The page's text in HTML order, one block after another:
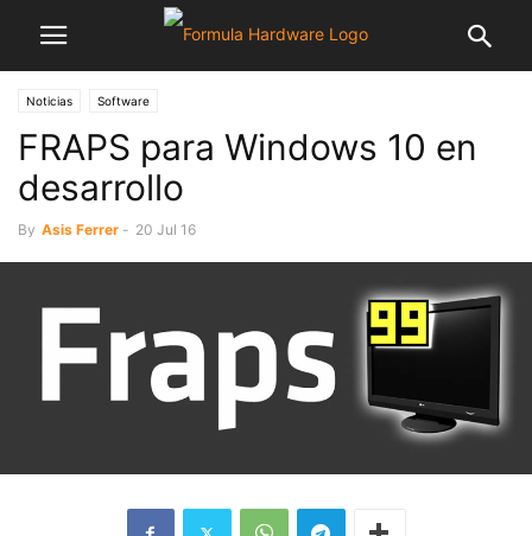
Noticias Software
FRAPS para Windows 10 en
desarrollo
By Asis Ferrer - 20 Jul 16